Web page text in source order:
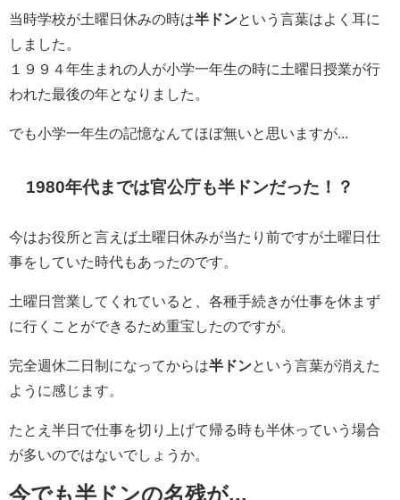
当時学校が土曜日休みの時は半ドンという言葉はよく耳に
しました。
１９９４年生まれの人が小学一年生の時に土曜日授業が行
われた最後の年となりました。
でも小学一年生の記憶なんてほぼ無いと思いますが...
1980年代までは官公庁も半ドンだった！？
今はお役所と言えば土曜日休みが当たり前ですが土曜日仕
事をしていた時代もあったのです。
土曜日営業してくれていると、各種手続きが仕事を休まず
に行くことができるため重宝したのですが。
完全週休二日制になってからは半ドンという言葉が消えた
ように感じます。
たとえ半日で仕事を切り上げて帰る時も半休っていう場合
が多いのではないでしょうか。
今でも半ドンの名残が...